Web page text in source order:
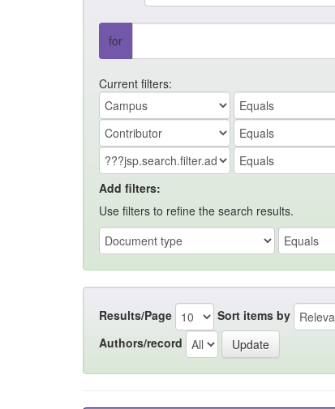
for
Current filters:
Add filters:
Use filters to refine the search results.
Results/Page Sort items by
Authors/record